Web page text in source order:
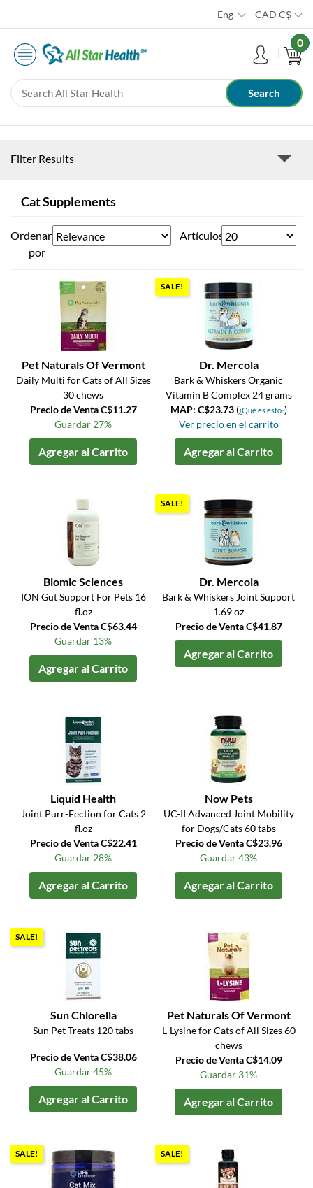
Eng CAD C$
0
Filter Results
Cat Supplements
Ordenar
por
Artículos
Pet Naturals Of Vermont
Daily Multi for Cats of All Sizes
30 chews
Precio de Venta C$11.27
Guardar 27%
Agregar al Carrito
SALE!
Dr. Mercola
Bark & Whiskers Organic
Vitamin B Complex 24 grams
MAP: C$23.73 (¿Qué es esto?)
Ver precio en el carrito
Agregar al Carrito
Biomic Sciences
ION Gut Support For Pets 16
fl.oz
Precio de Venta C$63.44
Guardar 13%
Agregar al Carrito
SALE!
Dr. Mercola
Bark & Whiskers Joint Support
1.69 oz
Precio de Venta C$41.87
Agregar al Carrito
Liquid Health
Joint Purr-Fection for Cats 2
fl.oz
Precio de Venta C$22.41
Guardar 28%
Agregar al Carrito
Now Pets
UC-II Advanced Joint Mobility
for Dogs/Cats 60 tabs
Precio de Venta C$23.96
Guardar 43%
Agregar al Carrito
SALE!
Sun Chlorella
Sun Pet Treats 120 tabs
Precio de Venta C$38.06
Guardar 45%
Agregar al Carrito
Pet Naturals Of Vermont
L-Lysine for Cats of All Sizes 60
chews
Precio de Venta C$14.09
Guardar 31%
Agregar al Carrito
SALE! SALE!